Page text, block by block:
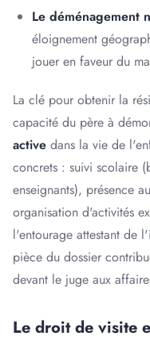
Le déménagement
éloignement
jouer en faveur du
La clé pour obtenir la
capacité du père à
active dans la vie de
concrets : suivi scolaire
enseignants), présence
organisation d'activités
l'entourage attestant de
pièce du dossier
devant le juge aux
Le droit de visite